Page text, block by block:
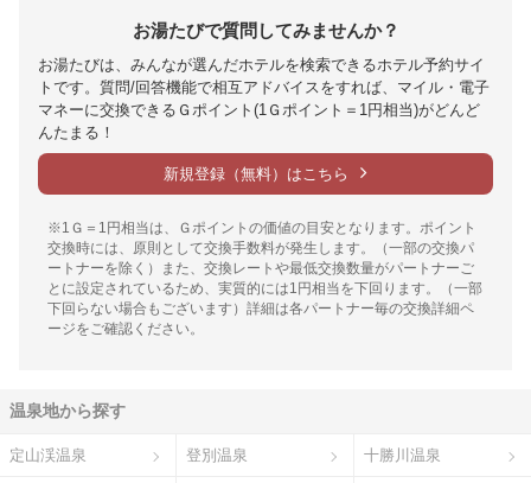
お湯たびで質問してみませんか？
お湯たびは、みんなが選んだホテルを検索できるホテル予約サイ
トです。質問/回答機能で相互アドバイスをすれば、マイル・電子
マネーに交換できるＧポイント(1Ｇポイント＝1円相当)がどんど
んたまる！
新規登録（無料）はこちら
※1Ｇ＝1円相当は、Ｇポイントの価値の目安となります。ポイント
交換時には、原則として交換手数料が発生します。（一部の交換パ
ートナーを除く）また、交換レートや最低交換数量がパートナーご
とに設定されているため、実質的には1円相当を下回ります。（一部
下回らない場合もございます）詳細は各パートナー毎の交換詳細ペ
ージをご確認ください。
温泉地から探す
定山渓温泉 登別温泉 十勝川温泉